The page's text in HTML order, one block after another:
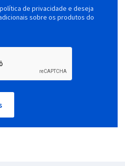
de privacidade e deseja
sobre os produtos do